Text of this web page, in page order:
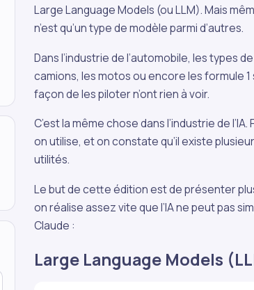
Large Language Models (ou LLM). Mais
n’est qu’un type de modèle parmi d’autres.
Dans l’industrie de l’automobile, les types
camions, les motos ou encore les formule
façon de les piloter n’ont rien à voir.
C’est la même chose dans l’industrie de
on utilise, et on constate qu’il existe
utilités.
Le but de cette édition est de présenter
on réalise assez vite que l’IA ne peut pas
Claude :
Large Language Models